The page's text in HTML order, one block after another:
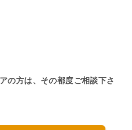
の方は、その都度ご相談下さ